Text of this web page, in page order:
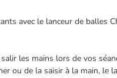
avec le lanceur de balles
les mains lors de vos
ou de la saisir à la main, le